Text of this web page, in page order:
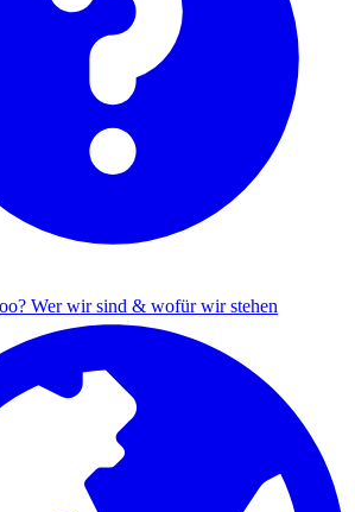
Wer wir sind & wofür wir stehen